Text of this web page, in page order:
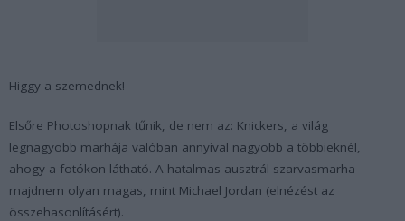
Higgy a szemednek!
Elsőre Photoshopnak tűnik, de nem az: Knickers, a világ
legnagyobb marhája valóban annyival nagyobb a többieknél,
ahogy a fotókon látható. A hatalmas ausztrál szarvasmarha
majdnem olyan magas, mint Michael Jordan (elnézést az
összehasonlításért).